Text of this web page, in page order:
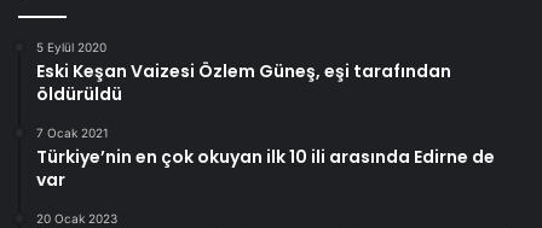
5 Eylül 2020
Eski Keşan Vaizesi Özlem Güneş, eşi tarafından
öldürüldü
7 Ocak 2021
Türkiye’nin en çok okuyan ilk 10 ili arasında Edirne de
var
20 Ocak 2023